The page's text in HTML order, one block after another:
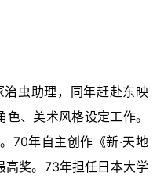
治虫助理，同年赶赴东映
、美术风格设定工作。
70年自主创作《新·天地
奖。 73年担任日本大学